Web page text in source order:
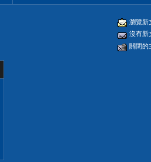
瀏覽新
沒有新
關閉的